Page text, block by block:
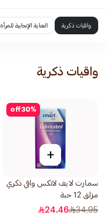
واقيات ذكرية العناية الإنجابية للمرأة
واقيات ذكرية
30%
off
+
سمارت لايف لاتكس واقي ذكري
مزلق 12 حبة
34.95
24.46